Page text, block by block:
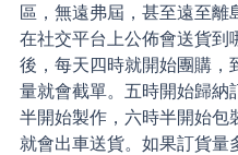
區，無遠弗屆，甚至遠至離
在社交平台上公佈會送貨到
後，每天四時就開始團購，
量就會截單。五時開始歸納
半開始製作，六時半開始包
就會出車送貨。如果訂貨量